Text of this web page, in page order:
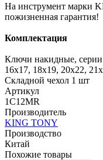
На инструмент марки
пожизненная гарантия!
Комплектация
Ключи накидные, серии
16x17, 18x19, 20x22,
Складной чехол 1 шт
Артикул
1C12MR
Производитель
KING TONY
Производство
Китай
Похожие товары